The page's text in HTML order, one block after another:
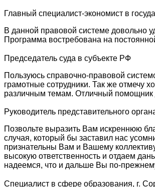
Главный специалист-экономист в
В данной правовой системе довольно
Программа востребована на
Председатель суда в субъекте РФ
Пользуюсь справочно-правовой
грамотные сотрудники. Так же отмечу
различным темам. Отличный помощник
Руководитель представительного
Позвольте выразить Вам искреннюю
случая, который бы заставил нас
признательны Вам и Вашему
высокую ответственность и отдаем
надеемся, что и дальше Вы по-
Специалист в сфере образования, г.